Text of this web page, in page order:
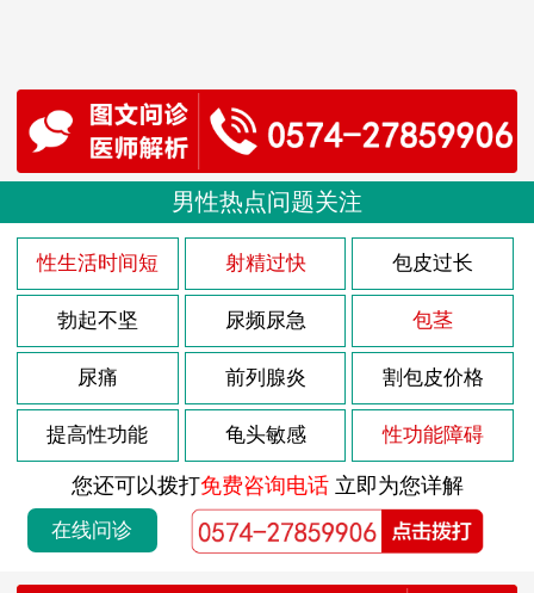
男性热点问题关注
性生活时间短 射精过快 包皮过长
勃起不坚 尿频尿急 包茎
尿痛 前列腺炎 割包皮价格
提高性功能 龟头敏感 性功能障碍
您还可以拨打免费咨询电话立即为您详解
在线问诊